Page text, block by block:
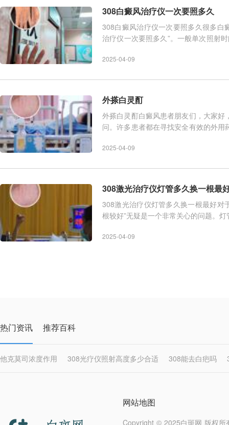
308白癜风治疗仪一次要照多久
308白癜风治疗仪一次要照多久很多白
治疗仪一次要照多久”。一般单次照射
2025-04-09
外搽白灵酊
外搽白灵酊白癜风患者朋友们，大家
问。许多患者都在寻找安全有效的外
2025-04-09
308激光治疗仪灯管多久换一根最
308激光治疗仪灯管多久换一根最好对
根较好”无疑是一个非常关心的问题。
2025-04-09
热门资讯 推荐百科
他克莫司浓度作用 308光疗仪照射高度多少合适 308能去白疤吗
网站地图
Copyright © 2025白斑网 版权所